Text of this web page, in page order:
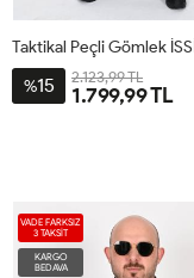
%15 2.123,99 TL
1.799,99 TL
VADE FARKSIZ
3 TAKSİT
KARGO
BEDAVA